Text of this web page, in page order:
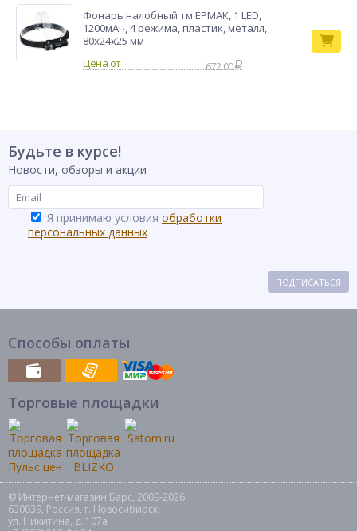
Бренд AZOR FISHING
Фонарь налобный тм ЕРМАК, 1 LED,
1200мАч, 4 режима, пластик, металл,
80х24х25 мм
672.00
Будьте в курсе!
Новости, обзоры и акции
Я принимаю условия обработки
персональных данных
ПОДПИСАТЬСЯ
Способы оплаты
Торговые площадки
© Интернет-магазин Барс, 2009-2026
630039, Россия, г. Новосибирск,
ул. Никитина, д. 107а